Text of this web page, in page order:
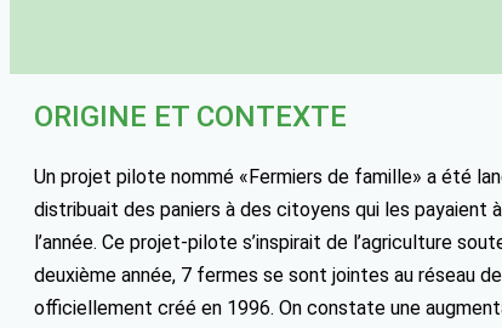
ORIGINE ET CONTEXTE
Un projet pilote nommé «Fermiers de famille» a été
distribuait des paniers à des citoyens qui les payaient
l’année. Ce projet-pilote s’inspirait de l’agriculture
deuxième année, 7 fermes se sont jointes au réseau
officiellement créé en 1996. On constate une